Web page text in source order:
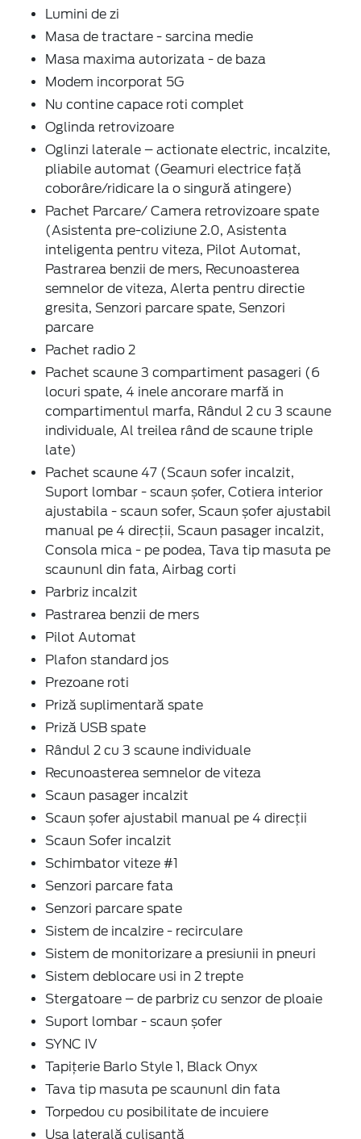
Lumini de zi
Masa de tractare - sarcina medie
Masa maxima autorizata - de baza
Modem incorporat 5G
Nu contine capace roti complet
Oglinda retrovizoare
Oglinzi laterale – actionate electric, incalzite,
pliabile automat (Geamuri electrice față
coborâre/ridicare la o singură atingere)
Pachet Parcare/ Camera retrovizoare spate
(Asistenta pre-coliziune 2.0, Asistenta
inteligenta pentru viteza, Pilot Automat,
Pastrarea benzii de mers, Recunoasterea
semnelor de viteza, Alerta pentru directie
gresita, Senzori parcare spate, Senzori
parcare
Pachet radio 2
Pachet scaune 3 compartiment pasageri (6
locuri spate, 4 inele ancorare marfă in
compartimentul marfa, Rândul 2 cu 3 scaune
individuale, Al treilea rând de scaune triple
late)
Pachet scaune 47 (Scaun sofer incalzit,
Suport lombar - scaun șofer, Cotiera interior
ajustabila - scaun sofer, Scaun șofer ajustabil
manual pe 4 direcții, Scaun pasager incalzit,
Consola mica - pe podea, Tava tip masuta pe
scaununl din fata, Airbag corti
Parbriz incalzit
Pastrarea benzii de mers
Pilot Automat
Plafon standard jos
Prezoane roti
Priză suplimentară spate
Priză USB spate
Rândul 2 cu 3 scaune individuale
Recunoasterea semnelor de viteza
Scaun pasager incalzit
Scaun șofer ajustabil manual pe 4 direcții
Scaun Sofer incalzit
Schimbator viteze #1
Senzori parcare fata
Senzori parcare spate
Sistem de incalzire - recirculare
Sistem de monitorizare a presiunii in pneuri
Sistem deblocare usi in 2 trepte
Stergatoare – de parbriz cu senzor de ploaie
Suport lombar - scaun șofer
SYNC IV
Tapițerie Barlo Style 1, Black Onyx
Tava tip masuta pe scaununl din fata
Torpedou cu posibilitate de incuiere
Usa laterală culisantă